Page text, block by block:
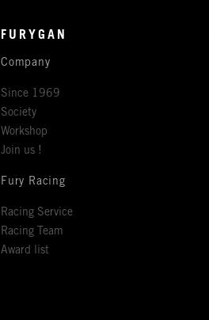
FURYGAN
Company
Since 1969
Society
Workshop
Join us !
Fury Racing
Racing Service
Racing Team
Award list